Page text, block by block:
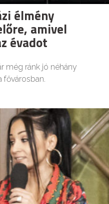
élmény
amivel
évadot
még ránk jó néhány
fővárosban.